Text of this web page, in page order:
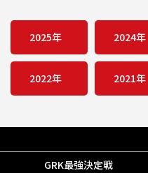
2025年 2024年
2022年 2021年
GRK最強決定戦